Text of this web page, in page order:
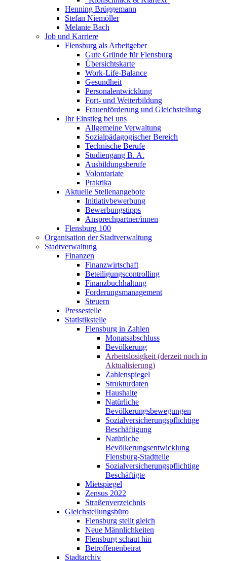
Henning Brüggemann
Stefan Niemöller
Melanie Bach
Job und Karriere
Flensburg als Arbeitgeber
Gute Gründe für Flensburg
Übersichtskarte
Work-Life-Balance
Gesundheit
Personalentwicklung
Fort- und Weiterbildung
Frauenförderung und Gleichstellung
Ihr Einstieg bei uns
Allgemeine Verwaltung
Sozialpädagogischer Bereich
Technische Berufe
Studiengang B. A.
Ausbildungsberufe
Volontariate
Praktika
Aktuelle Stellenangebote
Initiativbewerbung
Bewerbungstipps
Ansprechpartner/innen
Flensburg 100
Organisation der Stadtverwaltung
Stadtverwaltung
Finanzen
Finanzwirtschaft
Beteiligungscontrolling
Finanzbuchhaltung
Forderungsmanagement
Steuern
Pressestelle
Statistikstelle
Flensburg in Zahlen
Monatsabschluss
Bevölkerung
Arbeitslosigkeit (derzeit noch in
Aktualisierung)
Zahlenspiegel
Strukturdaten
Haushalte
Natürliche
Bevölkerungsbewegungen
Sozialversicherungspflichtige
Beschäftigung
Natürliche
Bevölkerungsentwicklung
Flensburg-Stadtteile
Sozialversicherungspflichtige
Beschäftigte
Mietspiegel
Zensus 2022
Straßenverzeichnis
Gleichstellungsbüro
Flensburg stellt gleich
Neue Männlichkeiten
Flensburg schaut hin
Betroffenenbeirat
Stadtarchiv